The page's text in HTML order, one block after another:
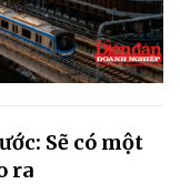
Sẽ có một
ra